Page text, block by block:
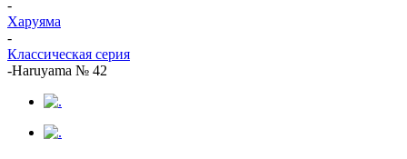
-
Харуяма
-
Классическая серия
-Haruyama № 42